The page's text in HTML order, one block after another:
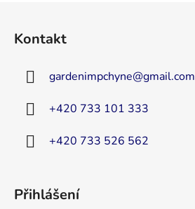
Kontakt
gardenimpchyne@gmail.com
+420 733 101 333
+420 733 526 562
Přihlášení